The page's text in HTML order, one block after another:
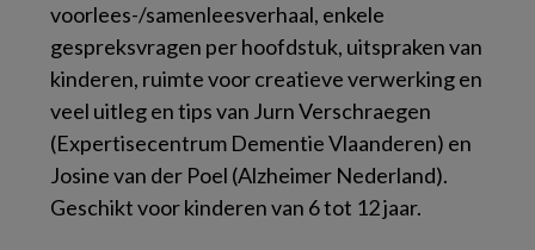
voorlees-/samenleesverhaal, enkele
gespreksvragen per hoofdstuk, uitspraken van
kinderen, ruimte voor creatieve verwerking en
veel uitleg en tips van Jurn Verschraegen
(Expertisecentrum Dementie Vlaanderen) en
Josine van der Poel (Alzheimer Nederland).
Geschikt voor kinderen van 6 tot 12 jaar.